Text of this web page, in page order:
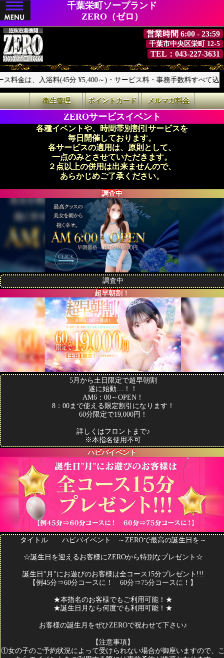
千葉栄町ソープランド
ZERO（ゼロ）
営業時間 6:00 - 23:59
千葉市中央区栄町 12-5
TEL：043-227-3631
入浴料(45分 ¥5,400～)・サービス料・事務手数料すべて込みの表示で
衛生管理 ポイントカード メルマガ料金
ZEROサービスイベント
各種イベントや、時間帯別割引サービスを
毎日開催しております。
各サービスの適用は、原則として、
一点のみとさせていただきます。
２点以上の併用は出来ませんので、
あらかじめご了承ください。
調査中
調査中
超早朝割！
5月から土日限定で超早朝割
遂に始動…！！
AM6：00～OPEN！
8：00まで使える限定割引になります！
60分限定で19,000円！
詳しくはフロントまで♪
※本指名使用不可
ハピバイベント
タイトル ハピバイベント ～ZEROで最高の誕生日を～
☆誕生日を迎えるお客様にZEROから特別なプレゼント☆
誕生日"月"にお遊びのお客様は全コース15分プレゼント!!!
【例45分⇒60分コースに！ 60分⇒75分コースに！】
★本指名のお客様でもご利用可能！★
★誕生日月なら何度でも利用可能！★
お客様の誕生月をぜひZEROで祝わせて下さい♪
【注意事項】
①女の子のご予約状況によって受けられない場合が御座いますので、